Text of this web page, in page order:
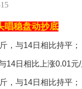
唱稳盘动抄底
，与14日相比持平；
14日相比上涨0.01元/
，与14日相比持平；